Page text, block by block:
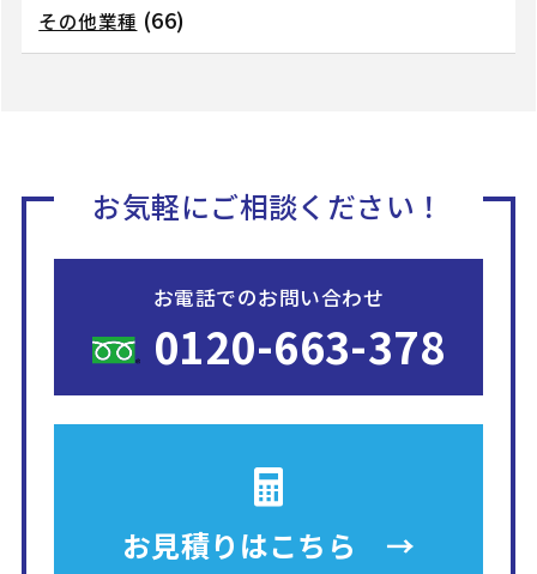
その他業種 (66)
お気軽にご相談ください！
お電話でのお問い合わせ
0120-663-378
お見積りはこちら →